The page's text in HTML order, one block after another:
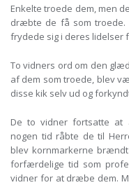
Enkelte troede dem, men
dræbte de få som troede.
frydede sig i deres lidelser
To vidners ord om den
af dem som troede, blev
disse kik selv ud og
De to vidner fortsatte at
nogen tid råbte de til
blev kornmarkerne
forfærdelige tid som
vidner for at dræbe dem.